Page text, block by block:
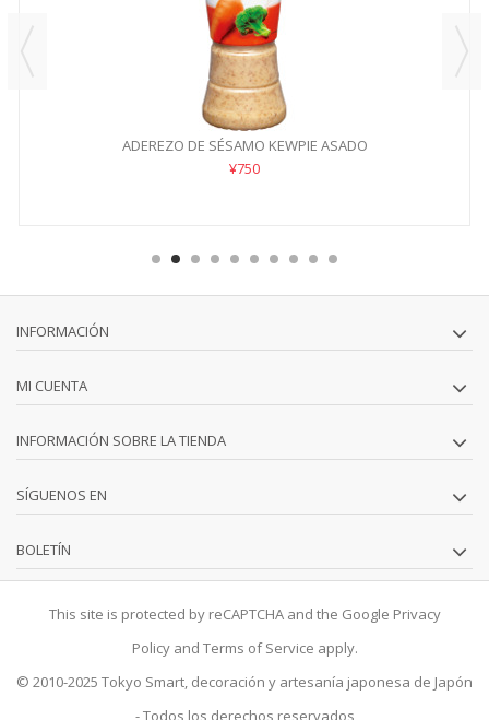
ADEREZO DE SÉSAMO KEWPIE ASADO
¥750
INFORMACIÓN
MI CUENTA
INFORMACIÓN SOBRE LA TIENDA
SÍGUENOS EN
BOLETÍN
This site is protected by reCAPTCHA and the Google Privacy
Policyand Terms of Service apply.
© 2010-2025 Tokyo Smart, decoración y artesanía japonesa de Japón
- Todos los derechos reservados